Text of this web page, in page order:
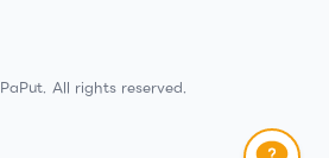
PaPut. All rights reserved.